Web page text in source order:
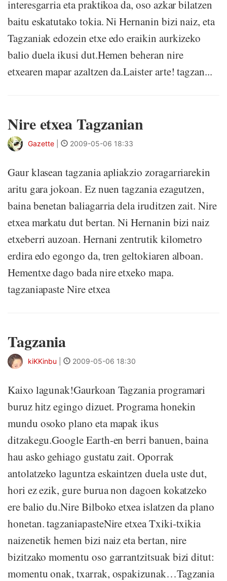
interesgarria eta praktikoa da, oso azkar bilatzen
baitu eskatutako tokia. Ni Hernanin bizi naiz, eta
Tagzaniak edozein etxe edo eraikin aurkizeko
balio duela ikusi dut.Hemen beheran nire
etxearen mapar azaltzen da.Laister arte! tagzan...
Nire etxea Tagzanian
Gazette 2009-05-06 18:33
Gaur klasean tagzania apliakzio zoragarriarekin
aritu gara jokoan. Ez nuen tagzania ezagutzen,
baina benetan baliagarria dela iruditzen zait. Nire
etxea markatu dut bertan. Ni Hernanin bizi naiz
etxeberri auzoan. Hernani zentrutik kilometro
erdira edo egongo da, tren geltokiaren alboan.
Hementxe dago bada nire etxeko mapa.
tagzaniapaste Nire etxea
Tagzania
kiKKinbu 2009-05-06 18:30
Kaixo lagunak!Gaurkoan Tagzania programari
buruz hitz egingo dizuet. Programa honekin
mundu osoko plano eta mapak ikus
ditzakegu.Google Earth-en berri banuen, baina
hau asko gehiago gustatu zait. Oporrak
antolatzeko laguntza eskaintzen duela uste dut,
hori ez ezik, gure burua non dagoen kokatzeko
ere balio du.Nire Bilboko etxea islatzen da plano
honetan. tagzaniapasteNire etxea Txiki-txikia
naizenetik hemen bizi naiz eta bertan, nire
bizitzako momentu oso garrantzitsuak bizi ditut:
momentu onak, txarrak, ospakizunak…Tagzania